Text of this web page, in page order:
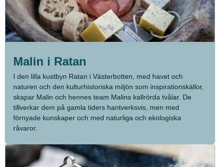
Malin i Ratan
I den lilla kustbyn Ratan i Västerbotten, med havet och
naturen och den kulturhistoriska miljön som inspirationskällor,
skapar Malin och hennes team Malins kallrörda tvålar. De
tillverkar dem på gamla tiders hantverksvis, men med
förnyade kunskaper och med naturliga och ekologiska
råvaror.